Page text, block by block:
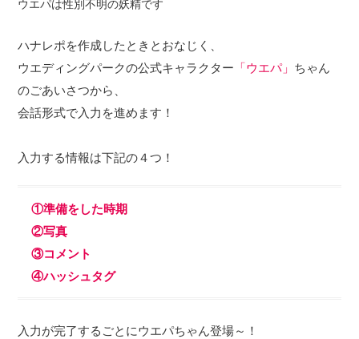
ウエパは性別不明の妖精です
ハナレポを作成したときとおなじく、
ウエディングパークの公式キャラクター 「ウエパ」 ちゃん
のごあいさつから、
会話形式で入力を進めます！
入力する情報は下記の４つ！
①準備をした時期
②写真
③コメント
④ハッシュタグ
入力が完了するごとにウエパちゃん登場～！